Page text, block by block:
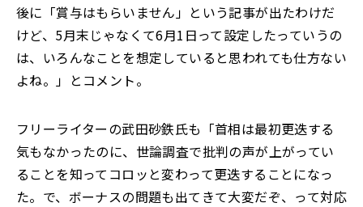
後に「賞与はもらいません」という記事が出たわけだ
けど、5月末じゃなくて6月1日って設定したっていうの
は、いろんなことを想定していると思われても仕方ない
よね。」とコメント。
フリーライターの武田砂鉄氏も「首相は最初更迭する
気もなかったのに、世論調査で批判の声が上がってい
ることを知ってコロッと変わって更迭することになっ
た。で、ボーナスの問題も出てきて大変だぞ、って対応